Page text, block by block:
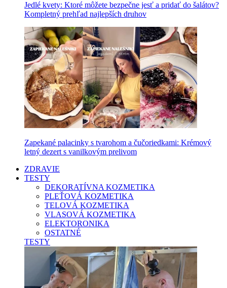
Jedlé kvety: Ktoré môžete bezpečne jesť a pridať do šalátov?
Kompletný prehľad najlepších druhov
Zapekané palacinky s tvarohom a čučoriedkami: Krémový
letný dezert s vanilkovým prelivom
ZDRAVIE
TESTY
DEKORATÍVNA KOZMETIKA
PLEŤOVÁ KOZMETIKA
TELOVÁ KOZMETIKA
VLASOVÁ KOZMETIKA
ELEKTORONIKA
OSTATNÉ
TESTY